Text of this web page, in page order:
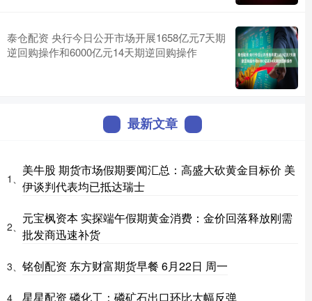
泰仓配资 央行今日公开市场开展1658亿元7天期
逆回购操作和6000亿元14天期逆回购操作
最新文章
1、
美牛股 期货市场假期要闻汇总：高盛大砍黄金目标价 美
伊谈判代表均已抵达瑞士
2、
元宝枫资本 实探端午假期黄金消费：金价回落释放刚需
批发商迅速补货
3、 铭创配资 东方财富期货早餐 6月22日 周一
4、 星星配资 磷化工：磷矿石出口环比大幅反弹